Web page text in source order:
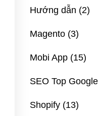
Hướng dẫn (2)
Magento (3)
Mobi App (15)
SEO Top Google
Shopify (13)